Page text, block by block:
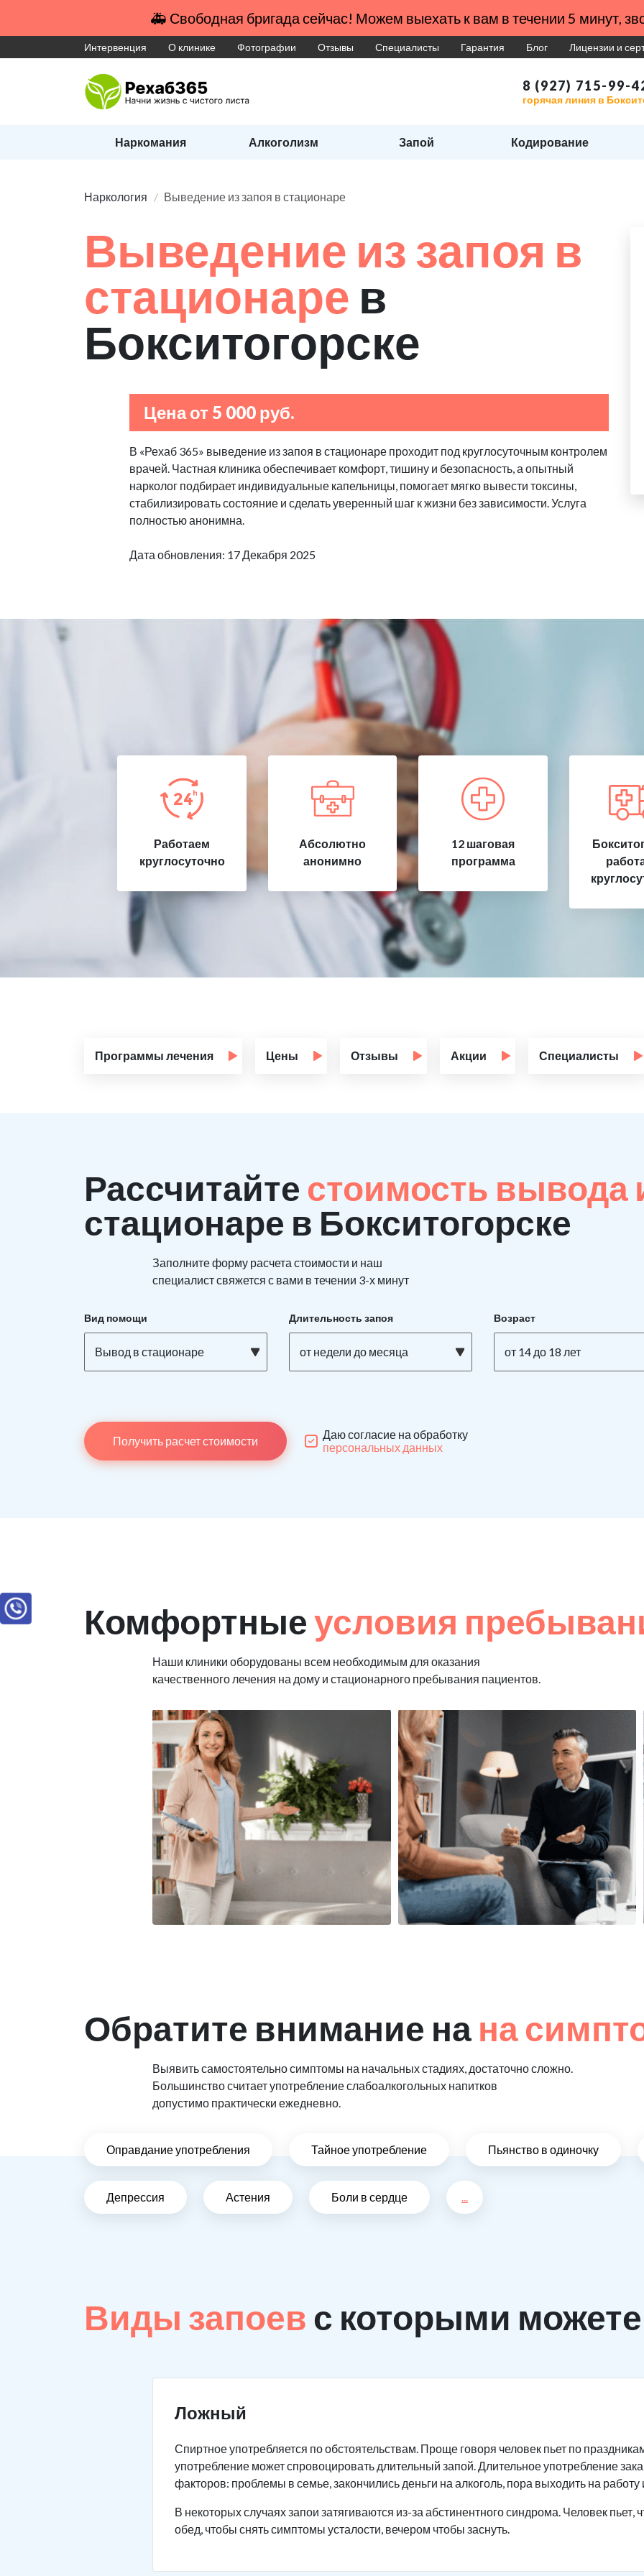
🚑 Свободная бригада сейчас! Можем выехать к вам в течении 5 минут,
Интервенция О клинике Фотографии Отзывы Специалисты Гарантия Блог Лицензии и
8 (927) 715-99-
горячая линия в
Наркомания Алкоголизм Запой Кодирование
Наркология Выведение из запоя в стационаре
Выведение из запоя в
стационаре в
Бокситогорске
Цена от 5 000 руб.
В «Рехаб 365» выведение из запоя в стационаре проходит под круглосуточным контролем
врачей. Частная клиника обеспечивает комфорт, тишину и безопасность, а опытный
нарколог подбирает индивидуальные капельницы, помогает мягко вывести токсины,
стабилизировать состояние и сделать уверенный шаг к жизни без зависимости. Услуга
полностью анонимна.
Дата обновления: 17 Декабря 2025
Работаем
круглосуточно
Абсолютно
анонимно
12 шаговая
программа
Программы лечения Цены Отзывы Акции Специалисты
Рассчитайте стоимость вывода
стационаре в Бокситогорске
Заполните форму расчета стоимости и наш
специалист свяжется с вами в течении 3-х минут
Вид помощи
Вывод в стационаре
Длительность запоя
от недели до месяца
Возраст
от 14 до 18 лет
Получить расчет стоимости
Даю согласие на обработку
персональных данных
Комфортныеусловия
Наши клиники оборудованы всем необходимым для оказания
качественного лечения на дому и стационарного пребывания пациентов.
Обратите внимание на на
Выявить самостоятельно симптомы на начальных стадиях, достаточно сложно.
Большинство считает употребление слабоалкогольных напитков
допустимо практически ежедневно.
Оправдание употребления Тайное употребление Пьянство в одиночку
Депрессия Астения Боли в сердце ...
Виды запоев с которыми
Ложный
Спиртное употребляется по обстоятельствам. Проще говоря человек пьет по
употребление может спровоцировать длительный запой. Длительное употребление
факторов: проблемы в семье, закончились деньги на алкоголь, пора выходить на работу
В некоторых случаях запои затягиваются из-за абстинентного синдрома. Человек пьет,
обед, чтобы снять симптомы усталости, вечером чтобы заснуть.